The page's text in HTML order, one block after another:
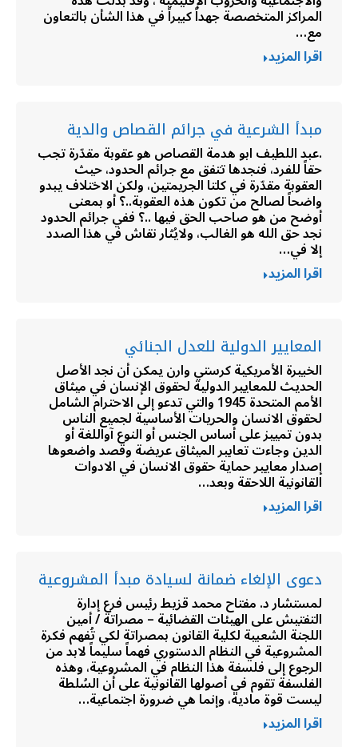
المراكز المتخصصة جهداً كبيراً في هذا الشأن بالتعاون
مع…
اقرا المزيد
مبدأ الشرعية في جرائم القصاص والدية
.عبد اللطيف ابو هدمة القصاص هو عقوبة مقدّرة تجب
حقاً للفرد، فنجدها تتفق مع جرائم الحدود، حيث
العقوبة مقدّرة في كلتا الجريمتين، ولكن الاختلاف يبدو
واضحاً لصالح من تكون هذه العقوبة..؟ أو بمعنى
أوضح من هو صاحب الحق فيها ..؟ ففي جرائم الحدود
نجد حق الله هو الغالب، ولايُثار نقاش في هذا الصدد
إلا في…
اقرا المزيد
المعايير الدولية للعدل الجنائي
الخبيرة الأمريكية كرستي وارن يمكن أن نجد الأصل
الحديث للمعايير الدولية لحقوق الإنسان في ميثاق
الأمم المتحدة 1945 والتي تدعو إلى الاحترام الشامل
لحقوق الانسان والحريات الأساسية لجميع الناس
بدون تمييز على أساس الجنس أو النوع آواللغة أو
الدين وجاءت تعابير الميثاق عريضة وقصد واضعوها
إصدار معايير حماية حقوق الانسان في الادوات
القانونية اللاحقة وبعد…
اقرا المزيد
دعوى الإلغاء ضمانة لسيادة مبدأ المشروعية
لمستشار د. مفتاح محمد قزيط رئيس فرع إدارة
التفتيش على الهيئات القضائية – مصراتة / أمين
اللجنة الشعبية لكلية القانون بمصراتة لكي تُفهم فكرة
المشروعية في النظام الدستوري فهماً سليماً لابد من
الرجوع إلى فلسفة هذا النظام في المشروعية، وهذه
الفلسفة تقوم في أصولها القانونية على أن السُلطة
ليست قوة مادية، وإنما هي ضرورة اجتماعية…
اقرا المزيد